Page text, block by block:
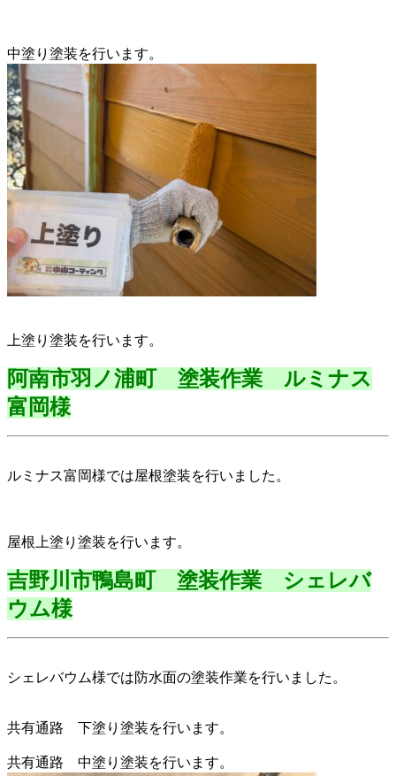
中塗り塗装を行います。
上塗り塗装を行います。
阿南市羽ノ浦町 塗装作業 ルミナス
富岡様
ルミナス富岡様では屋根塗装を行いました。
屋根上塗り塗装を行います。
吉野川市鴨島町 塗装作業 シェレバ
ウム様
シェレバウム様では防水面の塗装作業を行いました。
共有通路 下塗り塗装を行います。
共有通路 中塗り塗装を行います。